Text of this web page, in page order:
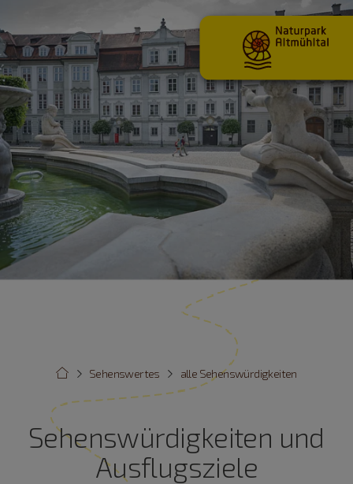
alle Sehenswürdigkeiten
Sehenswertes
Sehenswürdigkeiten und
Ausflugsziele